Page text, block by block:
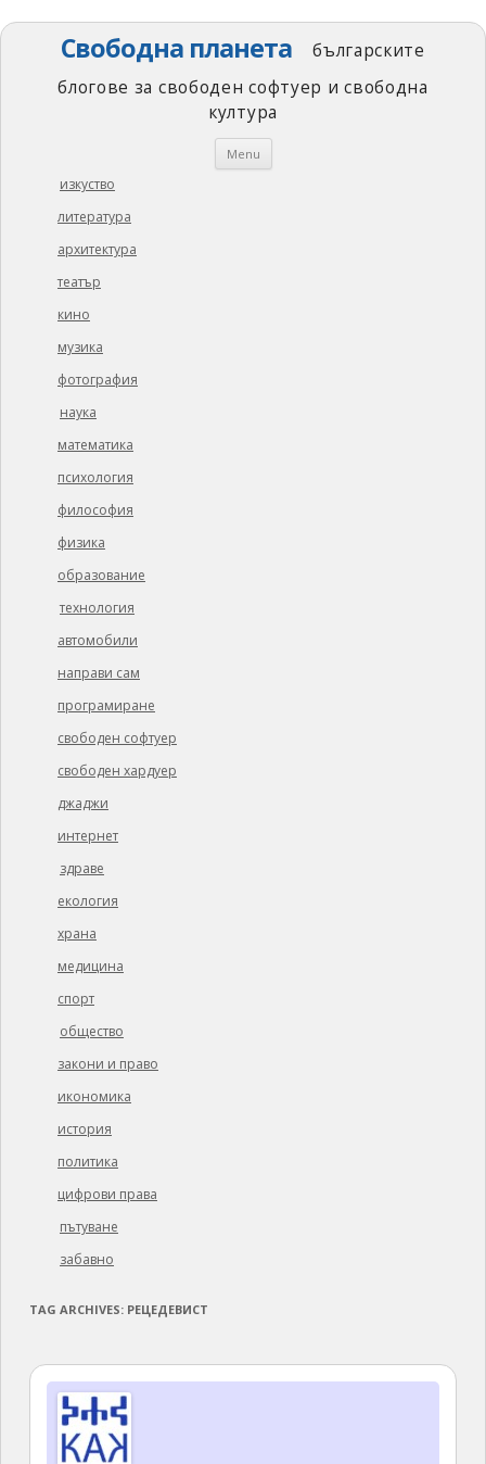
Свободна планета
българските
блогове за свободен софтуер и свободна
култура
Menu Skip
изкуство
литература
архитектура
театър
кино
музика
фотография
наука
математика
психология
философия
физика
образование
технология
автомобили
направи сам
програмиране
свободен софтуер
свободен хардуер
джаджи
интернет
здраве
екология
храна
медицина
спорт
общество
закони и право
икономика
история
политика
цифрови права
пътуване
забавно
TAG ARCHIVES: РЕЦЕДЕВИСТ